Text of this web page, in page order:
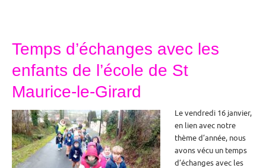
Temps d’échanges avec les
enfants de l’école de St
Maurice-le-Girard
Le vendredi 16 janvier,
en lien avec notre
thème d’année, nous
avons vécu un temps
d’échanges avec les